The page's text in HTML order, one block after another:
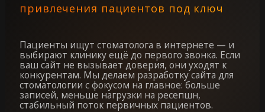
привлечения пациентов под ключ
Пациенты ищут стоматолога в интернете — и
выбирают клинику ещё до первого звонка. Если
ваш сайт не вызывает доверия, они уходят к
конкурентам. Мы делаем разработку сайта для
стоматологии с фокусом на главное: больше
записей, меньше нагрузки на ресепшн,
стабильный поток первичных пациентов.